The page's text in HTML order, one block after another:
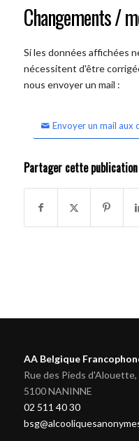
Changements /
Si les données affichées
nécessitent d'être
nous envoyer un mail :
Envoyer un mail aux
Partager cette publication
AA Belgique
Rue des Pieds d'Alouette,
5100 NANINNE
02 511 40 30